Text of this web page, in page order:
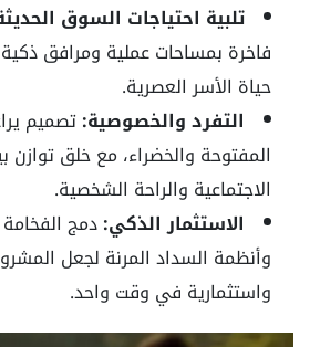
تلبية احتياجات السوق
فاخرة بمساحات عملية ومرافق
حياة الأسر العصرية.
التفرد والخصوصية:تصميم
المفتوحة والخضراء، مع خلق توازن
الاجتماعية والراحة الشخصية.
الاستثمار الذكي:دمج
وأنظمة السداد المرنة لجعل
واستثمارية في وقت واحد.